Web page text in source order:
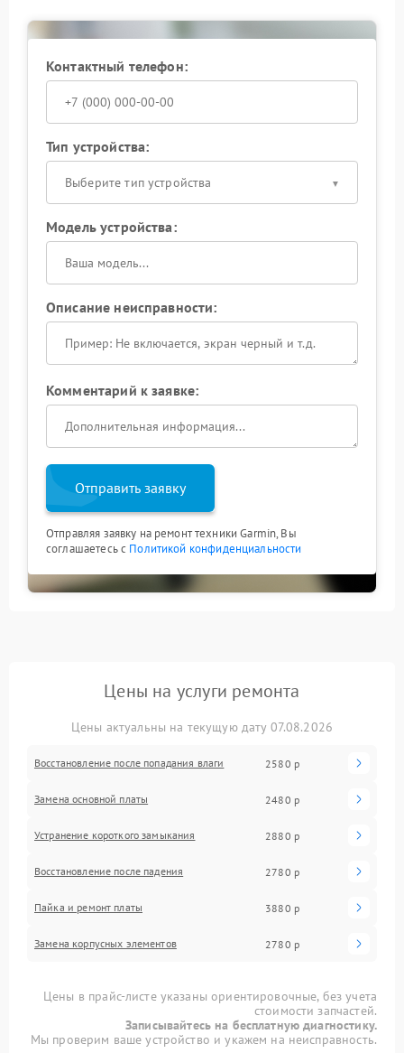
Контактный телефон:
Тип устройства:
Выберите тип устройства
Модель устройства:
Описание неисправности:
Комментарий к заявке:
Отправить заявку
Отправляя заявку на ремонт техники Garmin, Вы
соглашаетесь с Политикой конфиденциальности
Цены на услуги ремонта
Цены актуальны на текущую дату 07.08.2026
Восстановление после попадания влаги 2580 р
Замена основной платы 2480 р
Устранение короткого замыкания 2880 р
Восстановление после падения 2780 р
Пайка и ремонт платы 3880 р
Замена корпусных элементов 2780 р
Цены в прайс-листе указаны ориентировочные, без учета
стоимости запчастей.
Записывайтесь на бесплатную диагностику.
Мы проверим ваше устройство и укажем на неисправность.